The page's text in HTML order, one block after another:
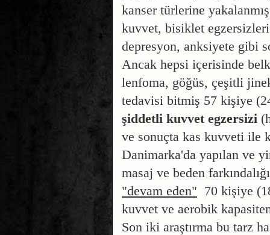
kanser türlerine
kuvvet, bisiklet egzersizleri
depresyon, anksiyete gibi
Ancak hepsi içerisinde
lenfoma, göğüs, çeşitli
tedavisi bitmiş 57 kişiye (
şiddetli kuvvet egzersizi
ve sonuçta kas kuvveti ile
Danimarka'da yapılan ve
masaj ve beden
"devam eden" 70 kişiye
kuvvet ve aerobik
Son iki araştırma bu tarz